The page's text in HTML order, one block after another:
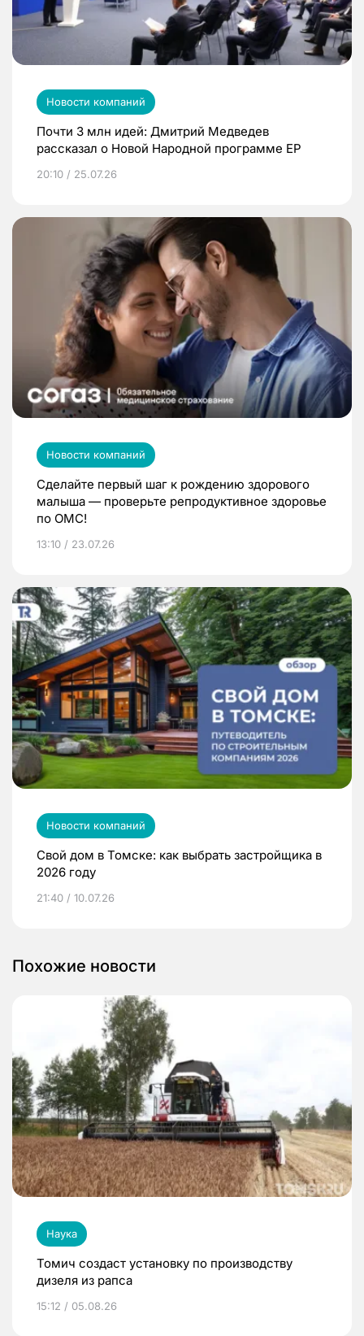
Новости компаний
Почти 3 млн идей: Дмитрий Медведев
рассказал о Новой Народной программе ЕР
20:10 / 25.07.26
Новости компаний
Сделайте первый шаг к рождению здорового
малыша — проверьте репродуктивное здоровье
по ОМС!
13:10 / 23.07.26
Новости компаний
Свой дом в Томске: как выбрать застройщика в
2026 году
21:40 / 10.07.26
Похожие новости
Наука
Томич создаст установку по производству
дизеля из рапса
15:12 / 05.08.26